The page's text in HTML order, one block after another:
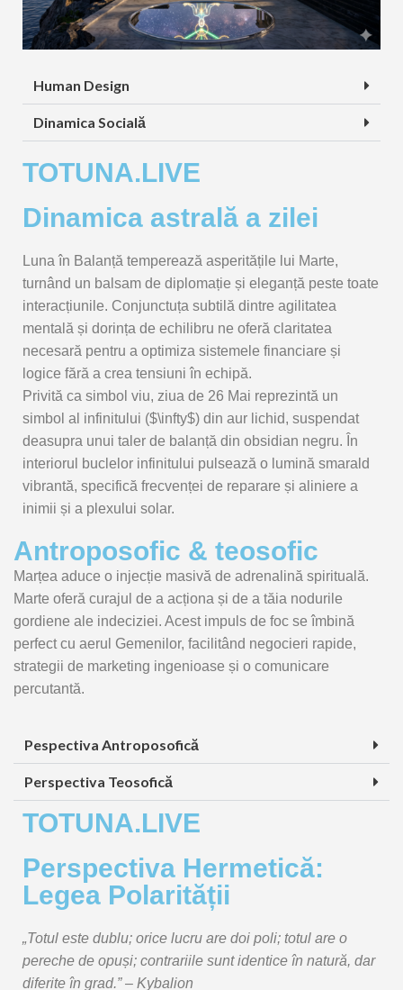
Human Design
Dinamica Socială
TOTUNA.LIVE
Dinamica astrală a zilei
Luna în Balanță temperează asperitățile lui Marte,
turnând un balsam de diplomație și eleganță peste toate
interacțiunile. Conjunctuța subtilă dintre agilitatea
mentală și dorința de echilibru ne oferă claritatea
necesară pentru a optimiza sistemele financiare și
logice fără a crea tensiuni în echipă.
Privită ca simbol viu, ziua de 26 Mai reprezintă un
simbol al infinitului ($\infty$) din aur lichid, suspendat
deasupra unui taler de balanță din obsidian negru. În
interiorul buclelor infinitului pulsează o lumină smarald
vibrantă, specifică frecvenței de reparare și aliniere a
inimii și a plexului solar.
Antroposofic & teosofic
Marțea aduce o injecție masivă de adrenalină spirituală.
Marte oferă curajul de a acționa și de a tăia nodurile
gordiene ale indeciziei. Acest impuls de foc se îmbină
perfect cu aerul Gemenilor, facilitând negocieri rapide,
strategii de marketing ingenioase și o comunicare
percutantă.
Pespectiva Antroposofică
Perspectiva Teosofică
TOTUNA.LIVE
Perspectiva Hermetică:
Legea Polarității
„Totul este dublu; orice lucru are doi poli; totul are o
pereche de opuși; contrariile sunt identice în natură, dar
diferite în grad.” – Kybalion